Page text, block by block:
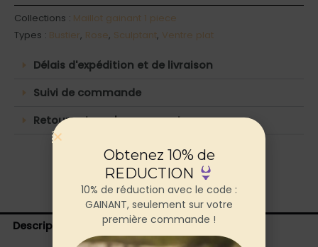
Collections : Maillot gainant 1 piece
Types : Bustier, Rose, Sculptant, Ventre plat
Délais d'expédition et de livraison
Suivi de commande
Retours et remboursements
Description
Obtenez 10% de
REDUCTION
10% de réduction avec le code :
GAINANT, seulement sur votre
première commande !